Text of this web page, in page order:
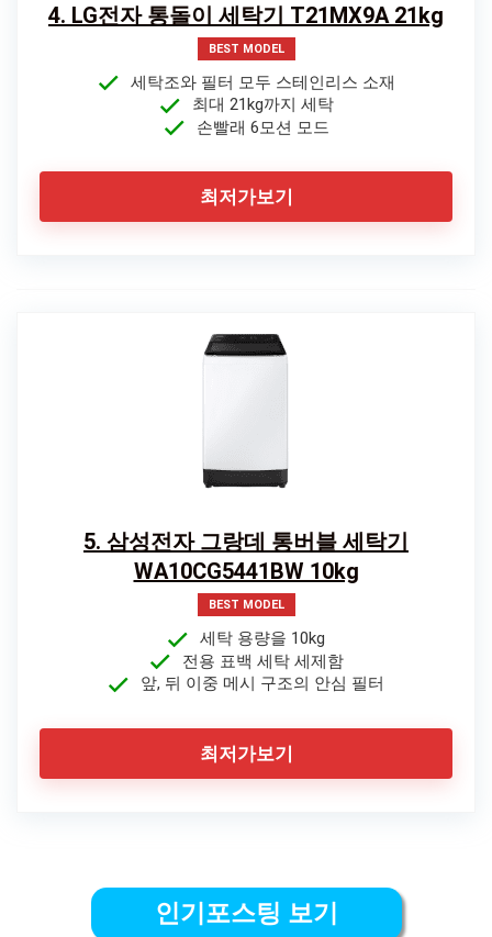
4. LG전자 통돌이 세탁기 T21MX9A 21kg
BEST MODEL
세탁조와 필터 모두 스테인리스 소재
최대 21kg까지 세탁
손빨래 6모션 모드
최저가보기
5. 삼성전자 그랑데 통버블 세탁기
WA10CG5441BW 10kg
BEST MODEL
세탁 용량을 10kg
전용 표백 세탁 세제함
앞, 뒤 이중 메시 구조의 안심 필터
최저가보기
인기포스팅 보기